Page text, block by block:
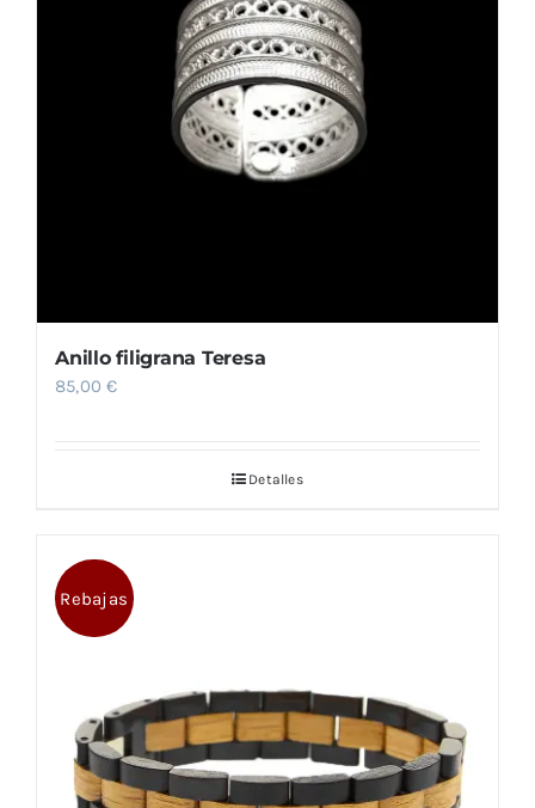
Anillo filigrana Teresa
85,00€
Detalles
Rebajas